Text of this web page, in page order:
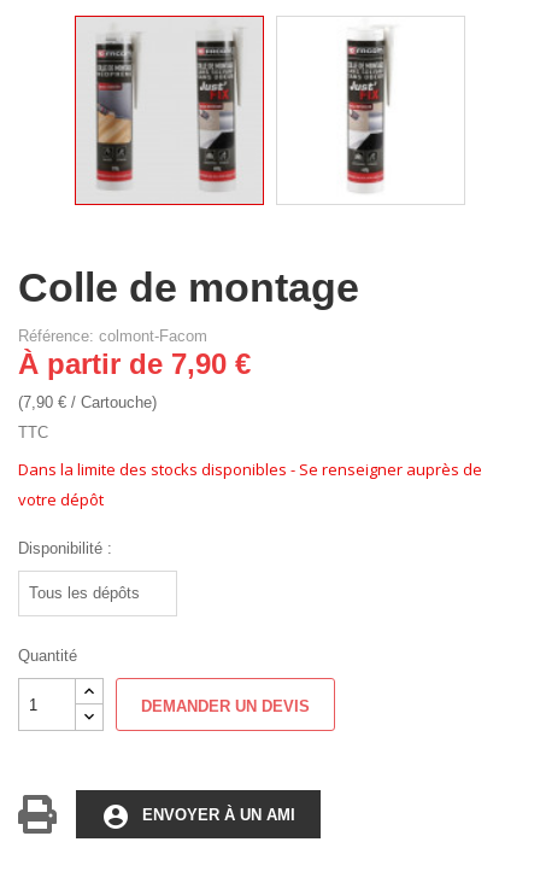
Colle de montage
Référence: colmont-Facom
À partir de 7,90 €
(7,90 € / Cartouche)
TTC
Dans la limite des stocks disponibles - Se renseigner auprès de
votre dépôt
Disponibilité :
Quantité
DEMANDER UN DEVIS
account_circle ENVOYER À UN AMI